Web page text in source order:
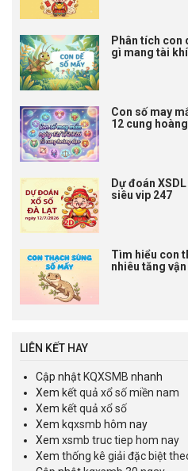
Phân tích con
gì mang tài
Con số may
12 cung
Dự đoán
siêu vip 247
Tìm hiểu con
nhiêu tăng
LIÊN KẾT HAY
Cập nhật KQXSMB nhanh
Xem kết quả xổ số miền nam
Xem kết quả xổ số
Xem kqxsmb hôm nay
Xem xsmb truc tiep hom nay
Xem thống kê giải đặc biệt